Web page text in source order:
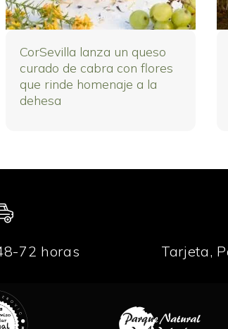
CorSevilla lanza un queso
curado de cabra con flores
que rinde homenaje a la
dehesa
72 horas Tarjeta,